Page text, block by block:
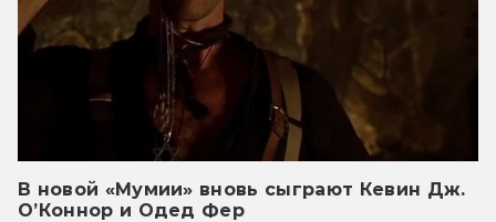
В новой «Мумии» вновь сыграют Кевин Дж.
О’Коннор и Одед Фер